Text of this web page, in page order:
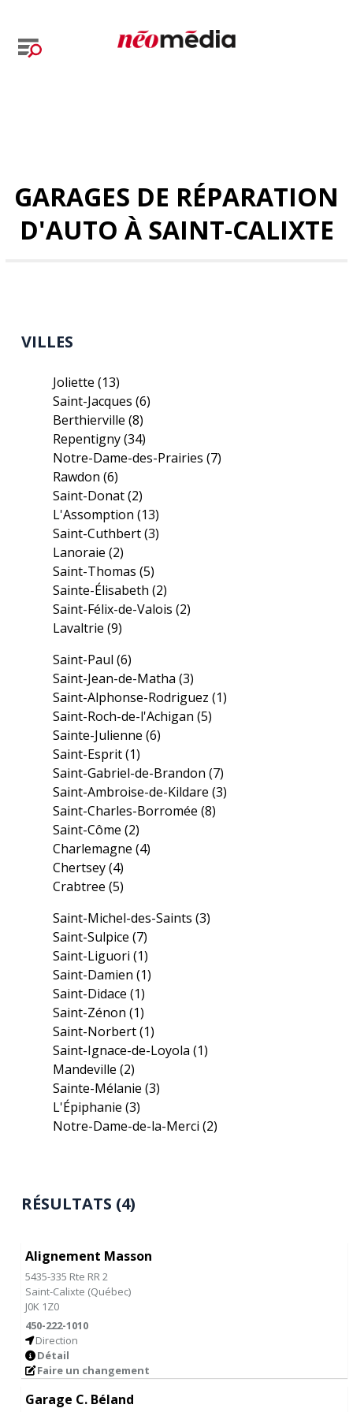
GARAGES DE RÉPARATION
D'AUTO À SAINT-CALIXTE
VILLES
Joliette(13)
Saint-Jacques(6)
Berthierville(8)
Repentigny(34)
Notre-Dame-des-Prairies(7)
Rawdon(6)
Saint-Donat(2)
L'Assomption(13)
Saint-Cuthbert(3)
Lanoraie(2)
Saint-Thomas(5)
Sainte-Élisabeth(2)
Saint-Félix-de-Valois(2)
Lavaltrie(9)
Saint-Paul(6)
Saint-Jean-de-Matha(3)
Saint-Alphonse-Rodriguez(1)
Saint-Roch-de-l'Achigan(5)
Sainte-Julienne(6)
Saint-Esprit(1)
Saint-Gabriel-de-Brandon(7)
Saint-Ambroise-de-Kildare(3)
Saint-Charles-Borromée(8)
Saint-Côme(2)
Charlemagne(4)
Chertsey(4)
Crabtree(5)
Saint-Michel-des-Saints(3)
Saint-Sulpice(7)
Saint-Liguori(1)
Saint-Damien(1)
Saint-Didace(1)
Saint-Zénon(1)
Saint-Norbert(1)
Saint-Ignace-de-Loyola(1)
Mandeville(2)
Sainte-Mélanie(3)
L'Épiphanie(3)
Notre-Dame-de-la-Merci(2)
RÉSULTATS (4)
Alignement Masson
5435-335 Rte RR 2
Saint-Calixte (Québec)
J0K 1Z0
450-222-1010
Direction
Détail
Faire un changement
Garage C. Béland